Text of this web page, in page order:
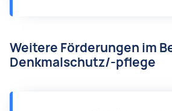
Weitere Förderungen im
Denkmalschutz/-pflege